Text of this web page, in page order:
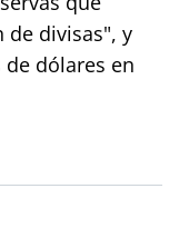
de divisas", y
dólares en